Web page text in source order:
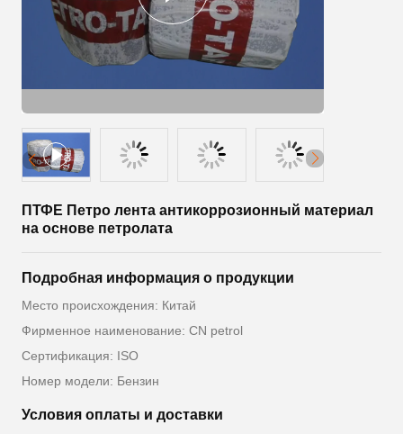
ПТФЕ Петро лента антикоррозионный материал
на основе петролата
Подробная информация о продукции
Место происхождения: Китай
Фирменное наименование: CN petrol
Сертификация: ISO
Номер модели: Бензин
Условия оплаты и доставки